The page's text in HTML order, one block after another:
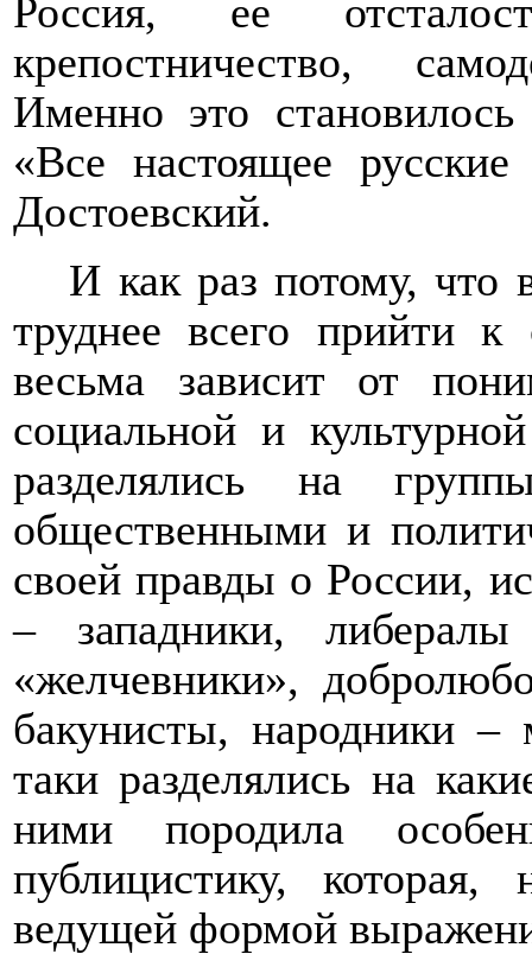
Россия, ее
крепостничество,
Именно это
«Все настоящее
Достоевский.
И как раз потому, что
труднее всего прийти
весьма зависит от
социальной и
разделялись на
общественными и
своей правды о России,
– западники,
«желчевники»,
бакунисты, народники –
таки разделялись на
ними породила
публицистику, которая,
ведущей формой